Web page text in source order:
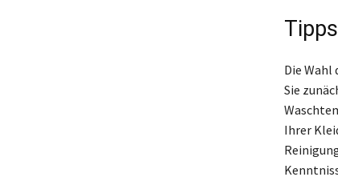
Die Wahl
Sie
Ihrer